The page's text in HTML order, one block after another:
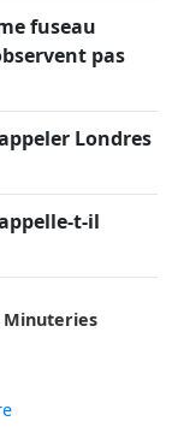
fuseau
pas
Londres
t-il
Minuteries